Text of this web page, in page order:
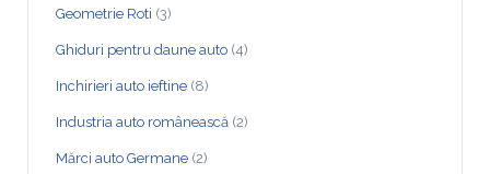
Geometrie Roti (3)
Ghiduri pentru daune auto (4)
Inchirieri auto ieftine (8)
Industria auto românească (2)
Mărci auto Germane (2)